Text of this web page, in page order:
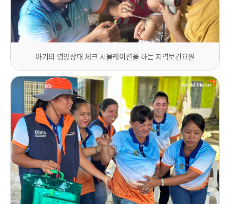
아기의 영양상태 체크 시뮬레이션을 하는 지역보건요원